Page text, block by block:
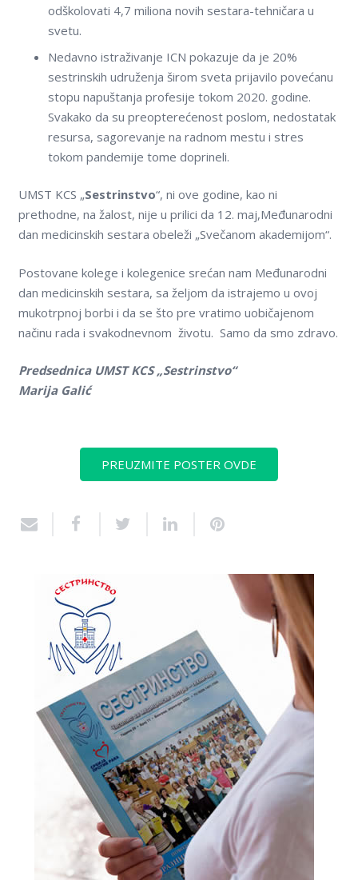
odškolovati 4,7 miliona novih sestara-tehničara u
svetu.
Nedavno istraživanje ICN pokazuje da je 20%
sestrinskih udruženja širom sveta prijavilo povećanu
stopu napuštanja profesije tokom 2020. godine.
Svakako da su preopterećenost poslom, nedostatak
resursa, sagorevanje na radnom mestu i stres
tokom pandemije tome doprineli.
UMST KCS „Sestrinstvo“, ni ove godine, kao ni
prethodne, na žalost, nije u prilici da 12. maj,Međunarodni
dan medicinskih sestara obeleži „Svečanom akademijom“.
Postovane kolege i kolegenice srećan nam Međunarodni
dan medicinskih sestara, sa želјom da istrajemo u ovoj
mukotrpnoj borbi i da se što pre vratimo uobičajenom
načinu rada i svakodnevnom životu. Samo da smo zdravo.
Predsednica UMST KCS „Sestrinstvo“
Marija Galić
PREUZMITE POSTER OVDE